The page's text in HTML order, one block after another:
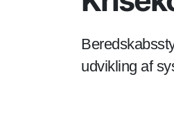
udvikling af